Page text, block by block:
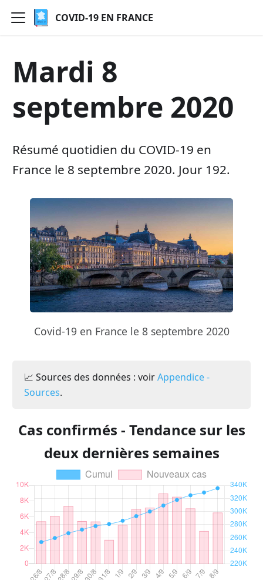
COVID-19 EN FRANCE
Mardi 8
septembre 2020
Résumé quotidien du COVID-19 en
France le 8 septembre 2020. Jour 192.
Covid-19 en France le 8 septembre 2020
📈 Sources des données : voirAppendice -
Sources.
Cas confirmés - Tendance sur les
deux dernières semaines